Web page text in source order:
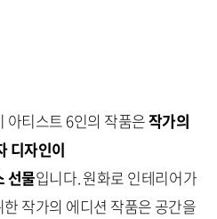
아티스트 6인의 작품은작가의
디자인이
선물입니다. 원화로 인테리어가
작가의 에디션 작품은 공간을